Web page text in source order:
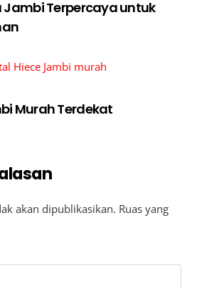
Jambi Terpercaya untuk
Murah Terdekat
akan dipublikasikan. Ruas yang